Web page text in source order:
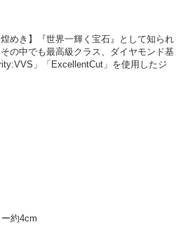
めき】『世界一輝く宝石』として知られ
の中でも最高級クラス、ダイヤモンド基
」「ExcellentCut」を使用したジ
リー】超高硬度＆宝石最高峰の衝撃耐性
くく、ダイヤ以上に割れにくい丈夫なジ
の輝きを楽しめます。
ティングで輝きも長持ち！
ティカード、ほんのり香るバラのペタ
約4cm